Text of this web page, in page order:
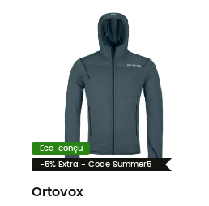
Eco-conçu
-5% Extra - Code Summer5
Ortovox